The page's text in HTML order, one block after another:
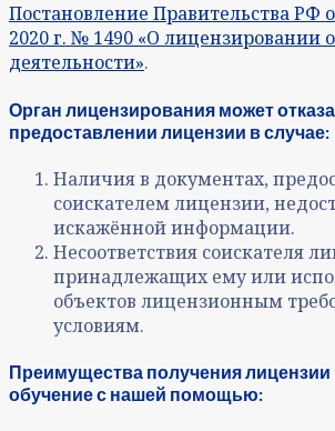
Постановление Правительства РФ
2020 г. № 1490 «О лицензировании
деятельности».
Орган лицензирования может
предоставлении лицензии в случае:
Наличия в документах,
соискателем лицензии,
искажённой информации.
Несоответствия соискателя
принадлежащих ему или
объектов лицензионным
условиям.
Преимущества получения лицензии
обучение с нашей помощью: